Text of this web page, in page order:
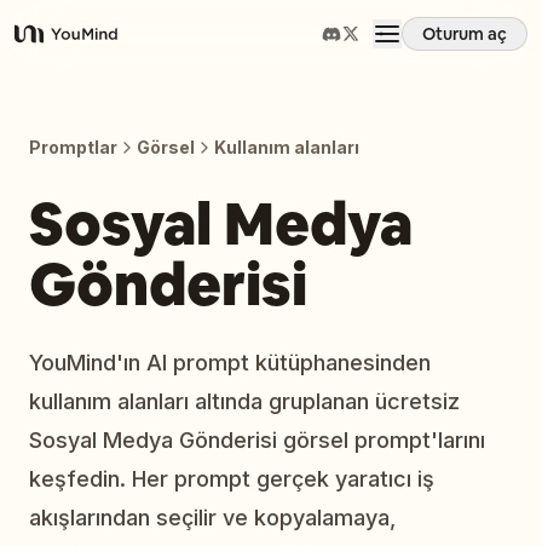
YouMind
Oturum aç
Beceriler
İndir
Promptlar Görsel Kullanım alanları
Sosyal Medya
Gönderisi
YouMind'ın AI prompt kütüphanesinden
kullanım alanları altında gruplanan ücretsiz
Sosyal Medya Gönderisi görsel prompt'larını
keşfedin. Her prompt gerçek yaratıcı iş
akışlarından seçilir ve kopyalamaya,